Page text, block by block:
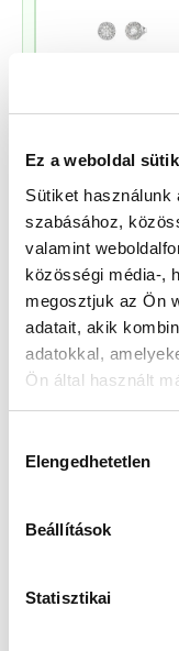
Ez a weboldal
Sütiket
szabásához,
valamint
közösségi média-,
megosztjuk az Ön
adatait, akik
adatokkal,
Ön által használt
kiválasztása
Elengedhetetlen
Beállítások
Statisztikai
Értéke: 13 990 Ft
Kapcsolodó
83 900 Ft